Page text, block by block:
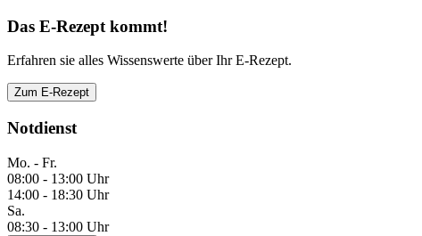
Das E-Rezept kommt!
Erfahren sie alles Wissenswerte über Ihr E-Rezept.
Zum E-Rezept
Notdienst
Mo. - Fr.
08:00 - 13:00 Uhr
14:00 - 18:30 Uhr
Sa.
08:30 - 13:00 Uhr